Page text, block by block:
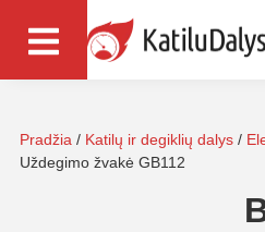
Pradžia / Katilų ir degiklių dalys /
Uždegimo žvakė GB112